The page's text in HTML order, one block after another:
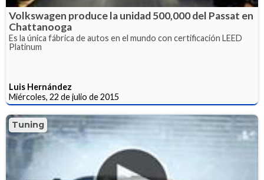
Volkswagen produce la unidad 500,000 del Passat en
Chattanooga
Es la única fábrica de autos en el mundo con certificación LEED
Platinum
Luis Hernández
Miércoles, 22 de julio de 2015
Tuning